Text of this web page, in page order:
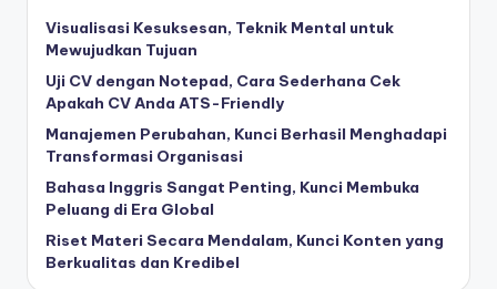
Visualisasi Kesuksesan, Teknik Mental untuk
Mewujudkan Tujuan
Uji CV dengan Notepad, Cara Sederhana Cek
Apakah CV Anda ATS-Friendly
Manajemen Perubahan, Kunci Berhasil Menghadapi
Transformasi Organisasi
Bahasa Inggris Sangat Penting, Kunci Membuka
Peluang di Era Global
Riset Materi Secara Mendalam, Kunci Konten yang
Berkualitas dan Kredibel